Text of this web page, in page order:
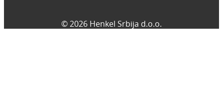
© 2026 Henkel Srbija d.o.o.